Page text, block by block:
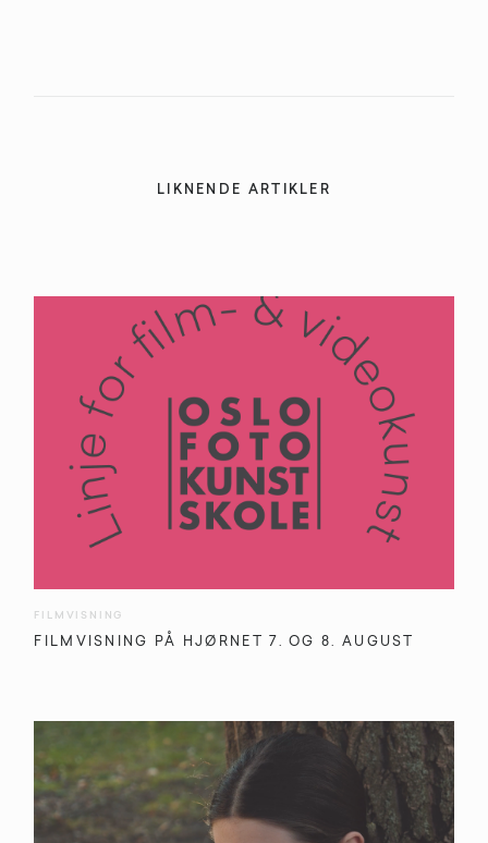
LIKNENDE ARTIKLER
FILMVISNING
FILMVISNING PÅ HJØRNET 7. OG 8. AUGUST